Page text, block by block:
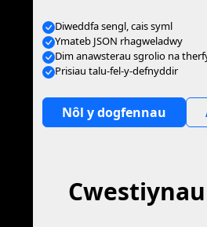
Diweddfa sengl, cais syml
Ymateb JSON rhagweladwy
Dim anawsterau sgrolio na
Prisiau talu-fel-y-defnyddir
Nôl y dogfennau